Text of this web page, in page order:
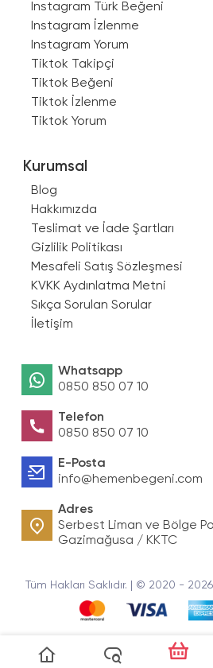
Instagram Türk Beğeni
Instagram İzlenme
Instagram Yorum
Tiktok Takipçi
Tiktok Beğeni
Tiktok İzlenme
Tiktok Yorum
Kurumsal
Blog
Hakkımızda
Teslimat ve İade Şartları
Gizlilik Politikası
Mesafeli Satış Sözleşmesi
KVKK Aydınlatma Metni
Sıkça Sorulan Sorular
İletişim
Whatsapp
0850 850 07 10
Telefon
0850 850 07 10
E-Posta
info@hemenbegeni.com
Adres
Serbest Liman ve Bölge
Gazimağusa / KKTC
Tüm Hakları Saklıdır. | © 2020 - 2026